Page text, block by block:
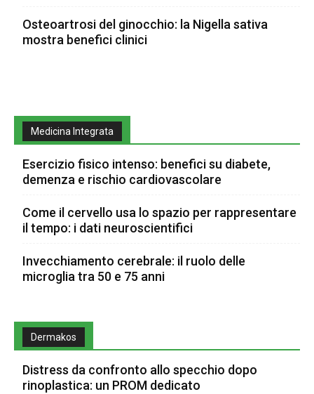
Osteoartrosi del ginocchio: la Nigella sativa
mostra benefici clinici
Medicina Integrata
Esercizio fisico intenso: benefici su diabete,
demenza e rischio cardiovascolare
Come il cervello usa lo spazio per rappresentare
il tempo: i dati neuroscientifici
Invecchiamento cerebrale: il ruolo delle
microglia tra 50 e 75 anni
Dermakos
Distress da confronto allo specchio dopo
rinoplastica: un PROM dedicato